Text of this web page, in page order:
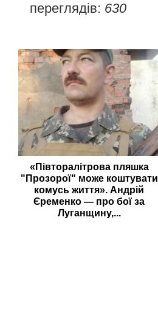
переглядів: 630
«Півторалітрова пляшка
"Прозорої" може коштувати
комусь життя». Андрій
Єременко — про бої за
Луганщину,...